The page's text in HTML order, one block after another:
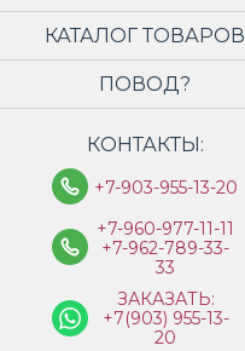
КАТАЛОГ ТОВАРОВ
ПОВОД?
КОНТАКТЫ:
+7-903-955-13-20
+7-960-977-11-11
+7-962-789-33-
33
ЗАКАЗАТЬ:
+7(903) 955-13-
20